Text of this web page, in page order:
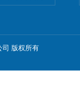
版权所有